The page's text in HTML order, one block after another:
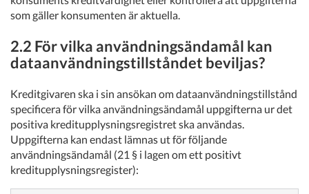
som gäller konsumenten är aktuella.
2.2 För vilka användningsändamål kan
dataanvändningstillståndet beviljas?
Kreditgivaren ska i sin ansökan om dataanvändningstillstånd
specificera för vilka användningsändamål uppgifterna ur det
positiva kreditupplysningsregistret ska användas.
Uppgifterna kan endast lämnas ut för följande
användningsändamål (21 § i lagen om ett positivt
kreditupplysningsregister):